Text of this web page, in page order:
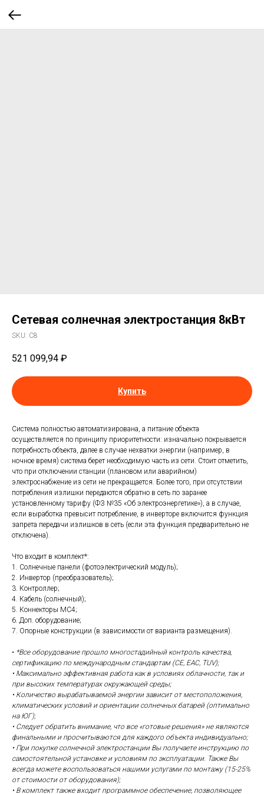
Сетевая солнечная электростанция 8кВт
SKU: С8
521 099,94 ₽
Купить
Система полностью автоматизирована, а питание объекта
осуществляется по принципу приоритетности: изначально покрывается
потребность объекта, далее в случае нехватки энергии (например, в
ночное время) система берет необходимую часть из сети. Стоит отметить,
что при отключении станции (плановом или аварийном)
электроснабжение из сети не прекращается. Более того, при отсутствии
потребления излишки передаются обратно в сеть по заранее
установленному тарифу (ФЗ №35 «Об электроэнергетике»), а в случае,
если выработка превысит потребление, в инверторе включится функция
запрета передачи излишков в сеть (если эта функция предварительно не
отключена).
Что входит в комплект*:
1. Солнечные панели (фотоэлектрический модуль);
2. Инвертор (преобразователь);
3. Контроллер;
4. Кабель (солнечный);
5. Коннекторы MC4;
6. Доп. оборудование;
7. Опорные конструкции (в зависимости от варианта размещения).
• *Все оборудование прошло многостадийный контроль качества,
сертификацию по международным стандартам (CE, EAC, TUV);
• Максимально эффективная работа как в условиях облачности, так и
при высоких температурах окружающей среды;
• Количество вырабатываемой энергии зависит от местоположения,
климатических условий и ориентации солнечных батарей (оптимально
на ЮГ);
• Следует обратить внимание, что все «готовые решения» не являются
финальными и просчитываются для каждого объекта индивидуально;
• При покупке солнечной электростанции Вы получаете инструкцию по
самостоятельной установке и условиям по эксплуатации. Также Вы
всегда можете воспользоваться нашими услугами по монтажу (15-25%
от стоимости от оборудования);
• В комплект также входит программное обеспечение, позволяющее